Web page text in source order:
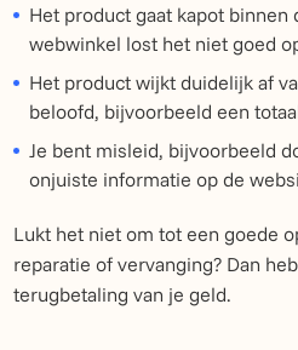
Het product gaat kapot binnen
webwinkel lost het niet goed
Het product wijkt duidelijk af
beloofd, bijvoorbeeld een
Je bent misleid, bijvoorbeeld
onjuiste informatie op de
Lukt het niet om tot een goede
reparatie of vervanging? Dan
terugbetaling van je geld.